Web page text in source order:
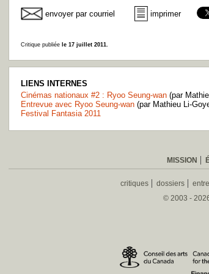
envoyer par courriel imprimer
Critique publiée le 17 juillet 2011.
LIENS INTERNES
Cinémas nationaux #2 : Ryoo Seung-wan (par
Entrevue avec Ryoo Seung-wan (par Mathieu Li-
Festival Fantasia 2011
MISSION
critiques dossiers
© 2003 -